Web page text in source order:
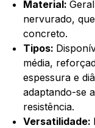
Material:
nervurado,
concreto.
Tipos:
média,
espessura e
adaptando-se
resistência.
Versatilidade: